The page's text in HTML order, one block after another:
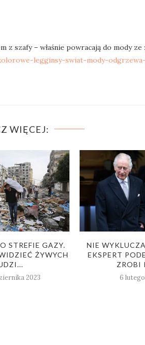
szafy – właśnie powracają do mody ze
legginsy-swiat-mody-
WIĘCEJ:
STREFIE GAZY.
ŻYWYCH
2023
NIE
EKSPERT
ZROBI
6